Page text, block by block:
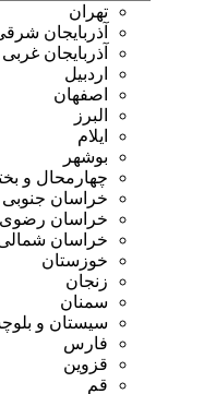
تهران
آذربایجان شرقی
آذربایجان غربی
اردبیل
اصفهان
البرز
ایلام
بوشهر
چهارمحال و بختیاری
خراسان جنوبی
خراسان رضوی
خراسان شمالی
خوزستان
زنجان
سمنان
سیستان و بلوچستان
فارس
قزوین
قم